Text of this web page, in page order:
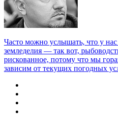
Часто можно услышать, что у нас
земледелия — так вот,
рискованное, потому что мы
зависим от текущих погодных